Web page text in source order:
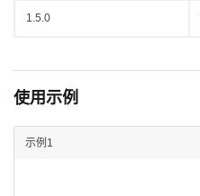
1.5.0
使用示例
示例1